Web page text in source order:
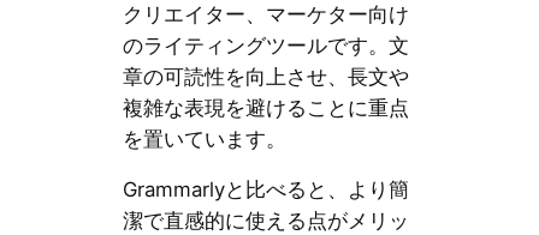
クリエイター、マーケター向け
のライティングツールです。文
章の可読性を向上させ、長文や
複雑な表現を避けることに重点
を置いています。
Grammarlyと比べると、より簡
潔で直感的に使える点がメリッ